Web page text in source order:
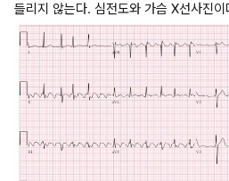
들리지 않는다. 심전도와 가슴 X선사진